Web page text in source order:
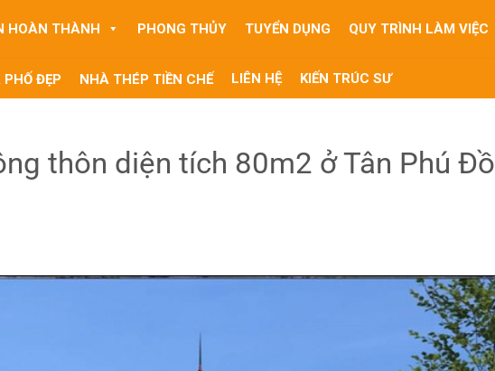
HOÀN THÀNH PHONG THỦY TUYỂN DỤNG QUY TRÌNH LÀM VIỆC
ĐẸP NHÀ THÉP TIỀN CHẾ LIÊN HỆ KIẾN TRÚC SƯ
thôn diện tích 80m2 ở Tân Phú